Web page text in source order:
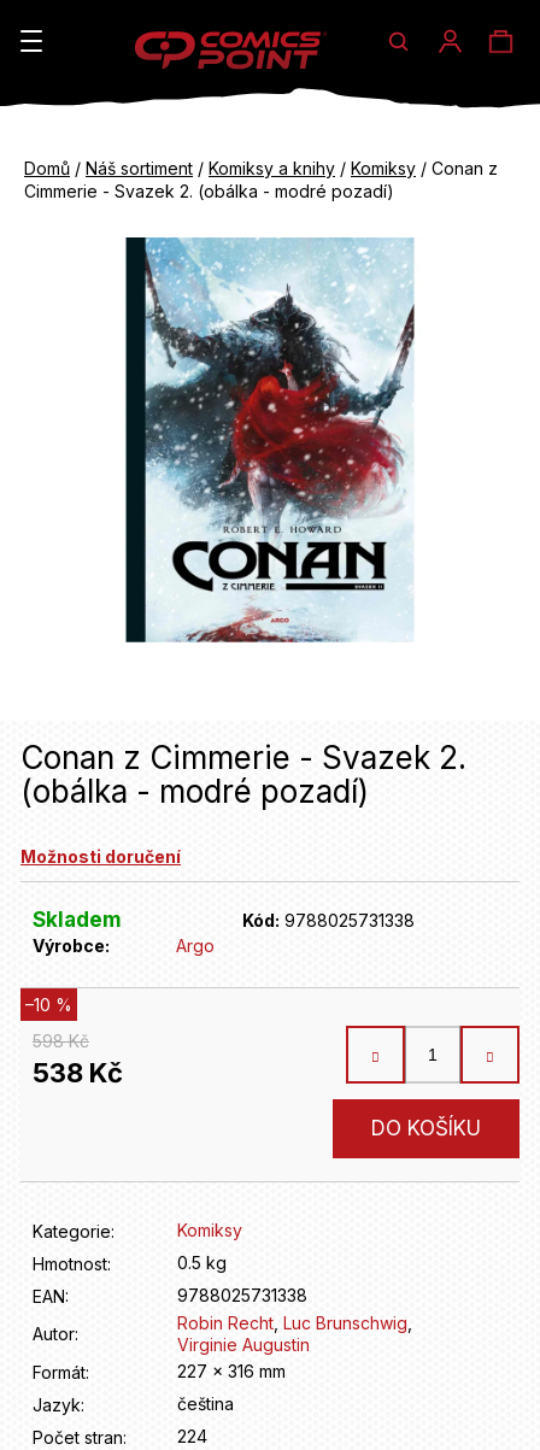
Hledat
Domů / Náš sortiment / Komiksy a knihy / Komiksy / Conan z
Cimmerie - Svazek 2. (obálka - modré pozadí)
Conan z Cimmerie - Svazek 2.
(obálka - modré pozadí)
Možnosti doručení
Skladem Kód: 9788025731338
Výrobce:
Argo
598 Kč
–10 %
538 Kč
DO KOŠÍKU
Kategorie:
Komiksy
Hmotnost:
0.5 kg
EAN:
9788025731338
Autor:
Robin Recht, Luc Brunschwig,
Virginie Augustin
Formát:
227 x 316 mm
Jazyk:
čeština
Počet stran:
224
K
do
do
n
a
í
?
D
r
č
u
e
m
e